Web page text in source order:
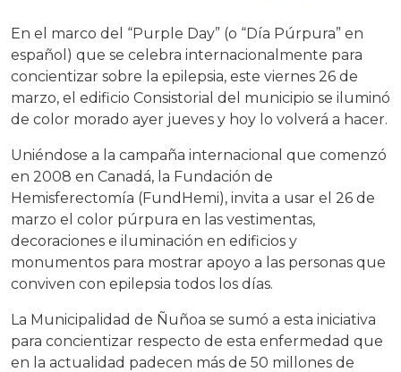
En el marco del “Purple Day” (o “Día Púrpura” en
español) que se celebra internacionalmente para
concientizar sobre la epilepsia, este viernes 26 de
marzo, el edificio Consistorial del municipio se iluminó
de color morado ayer jueves y hoy lo volverá a hacer.
Uniéndose a la campaña internacional que comenzó
en 2008 en Canadá, la Fundación de
Hemisferectomía (FundHemi), invita a usar el 26 de
marzo el color púrpura en las vestimentas,
decoraciones e iluminación en edificios y
monumentos para mostrar apoyo a las personas que
conviven con epilepsia todos los días.
La Municipalidad de Ñuñoa se sumó a esta iniciativa
para concientizar respecto de esta enfermedad que
en la actualidad padecen más de 50 millones de